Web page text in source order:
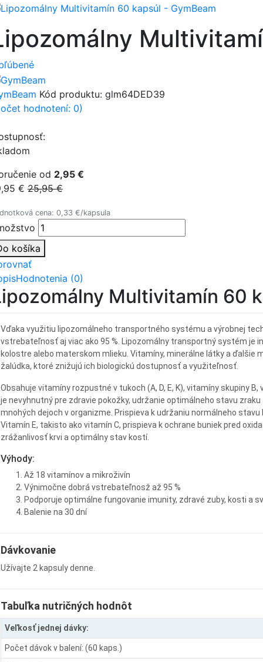
Kód produktu: glm64DED39
hodnotení: 0)
od 2,95 €
€ 25,95 €
cena: 0,33 €/kapsula
košíka
Hodnotenia (0)
Multivitamín 60
Vďaka využitiu lipozomálneho transportného systému a výrobnej
vstrebateľnosť aj viac ako 95 %. Lipozomálny transportný systém je
kolostre alebo materskom mlieku. Vitamíny, minerálne látky a
žalúdka, ktoré znižujú ich biologickú dostupnosť a využiteľnosť.
Obsahuje vitamíny rozpustné v tukoch (A, D, E, K), vitamíny skupiny
je nevyhnutný pre zdravie pokožky, udržanie optimálneho stavu
mnohých dejoch v organizme. Prispieva k udržaniu normálneho
Vitamín E, takisto ako vitamín C, prispieva k ochrane buniek pred
zrážanlivosť krvi a optimálny stav kostí.
Výhody:
Až 18 vitamínov a mikroživín
Výnimočne dobrá vstrebateľnosž až 95 %
Podporuje optimálne fungovanie imunity, zdravé zuby, kosti a
Balenie na 30 dní
Dávkovanie
Užívajte 2 kapsuly denne.
Tabuľka nutričných hodnôt
Veľkosť jednej dávky:
Počet dávok v balení: (60 kaps.)